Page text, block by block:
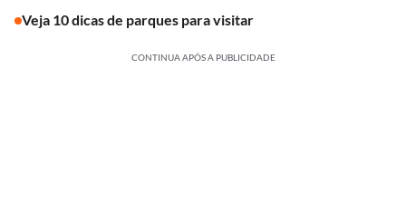
Veja 10 dicas de parques para visitar
CONTINUA APÓS A PUBLICIDADE